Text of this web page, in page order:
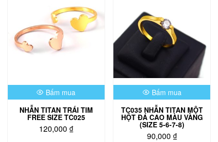
biến
thể.
Các
tùy
chọn
có
chọn
trên
sản
phẩm
Bấm mua
NHẪN TITAN TRÁI TIM
FREE SIZE TC025
120,000 ₫
Bấm mua
TC035 NHẪN TITAN MỘT
HỘT ĐÁ CAO MÀU VÀNG
(SIZE 5-6-7-8)
90,000 ₫